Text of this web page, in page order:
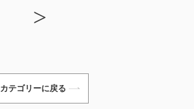
>
カテゴリーに戻る